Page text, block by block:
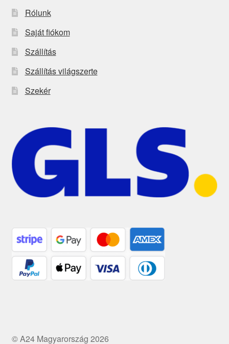
Rólunk
Saját fiókom
Szállítás
Szállítás világszerte
Szekér
© A24 Magyarország 2026